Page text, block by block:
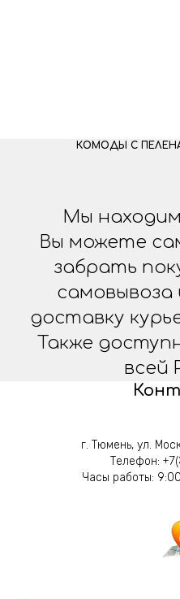
КОМОДЫ С
Мы
Вы можете
забрать
самовывоза
доставку
Также
всей
г. Тюмень, ул.
Телефон:
Часы работы: